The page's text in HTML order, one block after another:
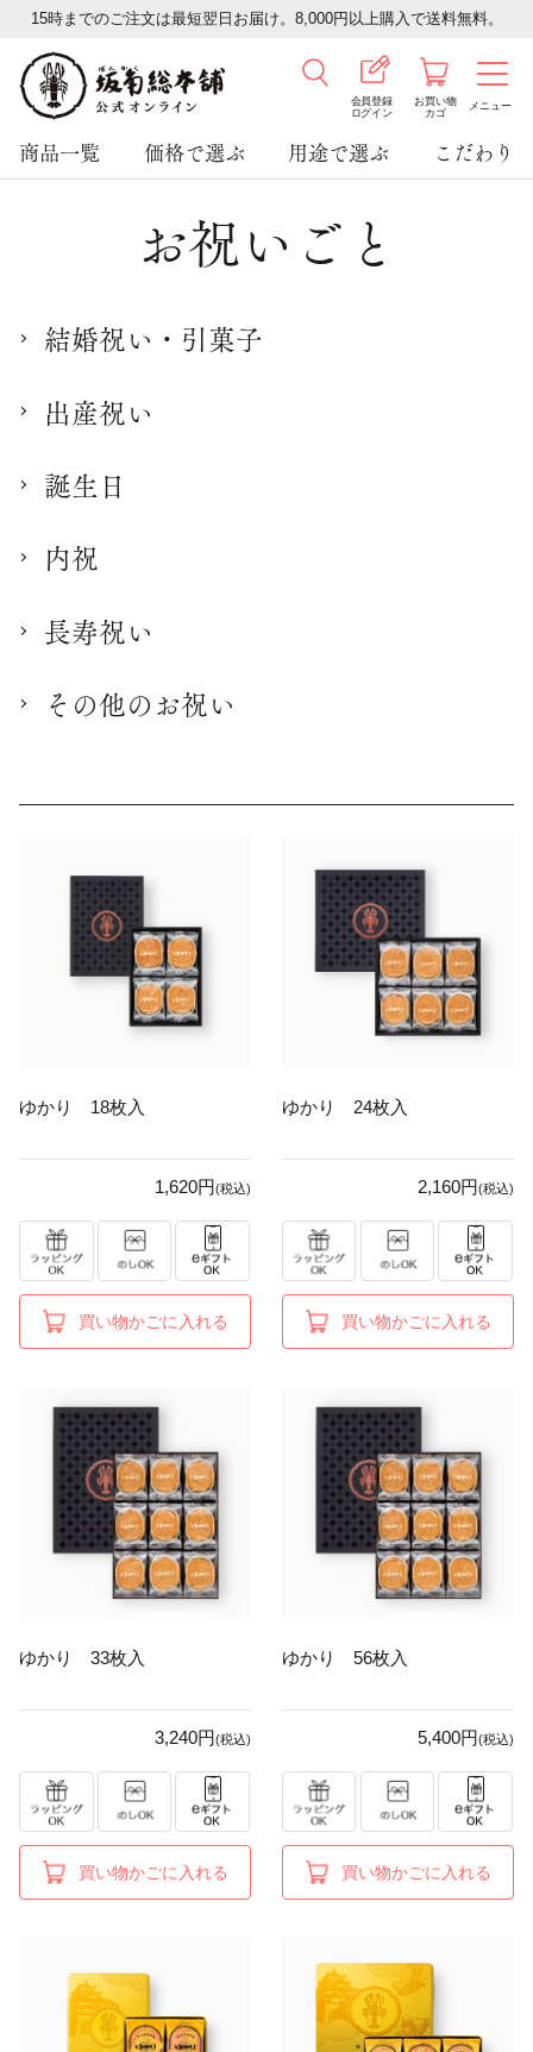
15時までのご注文は最短翌日お届け。8,000円以上購入で送料無料。
会員登録
ログイン
お買い物
カゴ
メニュー
商品一覧 価格で選ぶ 用途で選ぶ こだわり
お祝いごと
結婚祝い・引菓子
出産祝い
誕生日
内祝
長寿祝い
その他のお祝い
ゆかり 18枚入
1,620円(税込)
買い物かごに入れる
ゆかり 24枚入
2,160円(税込)
買い物かごに入れる
ゆかり 33枚入
3,240円(税込)
買い物かごに入れる
ゆかり 56枚入
5,400円(税込)
買い物かごに入れる